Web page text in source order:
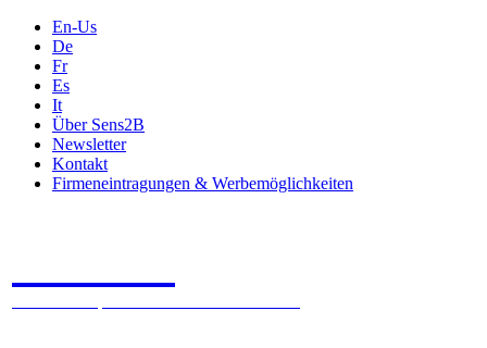
En-Us
De
Fr
Es
It
Über Sens2B
Newsletter
Kontakt
Firmeneintragungen & Werbemöglichkeiten